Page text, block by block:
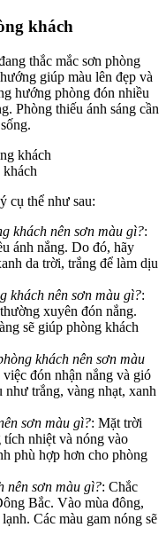
khách
thắc mắc sơn phòng
giúp màu lên đẹp và
hướng phòng đón nhiều
Phòng thiếu ánh sáng cần
cụ thể như sau:
khách nên sơn màu gì?:
ánh nắng. Do đó, hãy
da trời, trắng để làm dịu
khách nên sơn màu gì?:
xuyên đón nắng.
sẽ giúp phòng khách
khách nên sơn màu
đón nhận nắng và gió
như trắng, vàng nhạt, xanh
sơn màu gì?: Mặt trời
nhiệt và nóng vào
phù hợp hơn cho phòng
nên sơn màu gì?: Chắc
Bắc. Vào mùa đông,
Các màu gam nóng sẽ